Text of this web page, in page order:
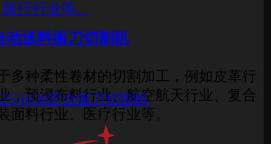
疗行业等。
动送料振刀切割机
多种柔性卷材的切割加工，例如皮革行
，预浸布料行业、航空航天行业、复合
面料行业、医疗行业等。